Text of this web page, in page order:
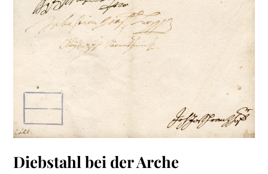
Diebstahl bei der Arche